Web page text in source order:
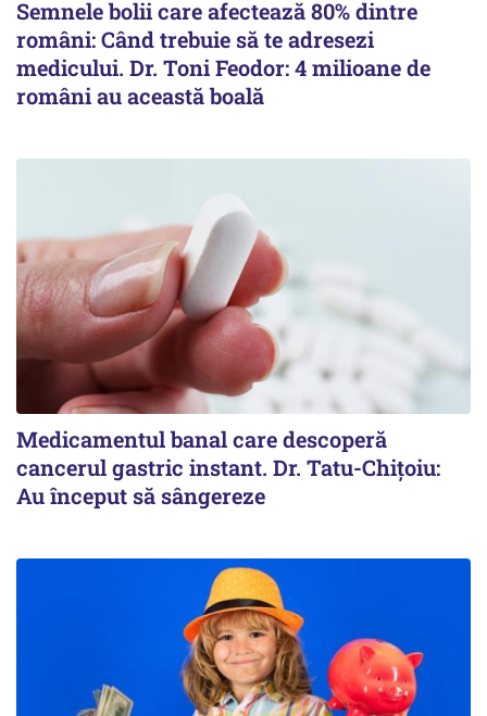
Semnele bolii care afectează 80% dintre
români: Când trebuie să te adresezi
medicului. Dr. Toni Feodor: 4 milioane de
români au această boală
Medicamentul banal care descoperă
cancerul gastric instant. Dr. Tatu-Chițoiu:
Au început să sângereze